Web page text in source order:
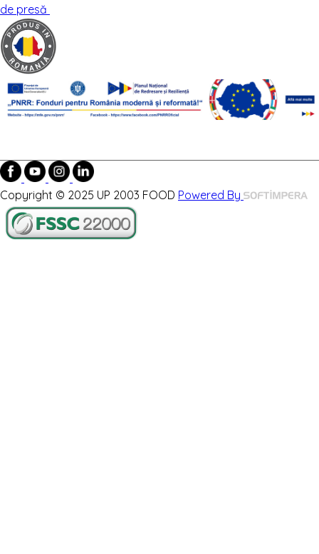
de presă
Copyright © 2025 UP 2003 FOOD Powered By